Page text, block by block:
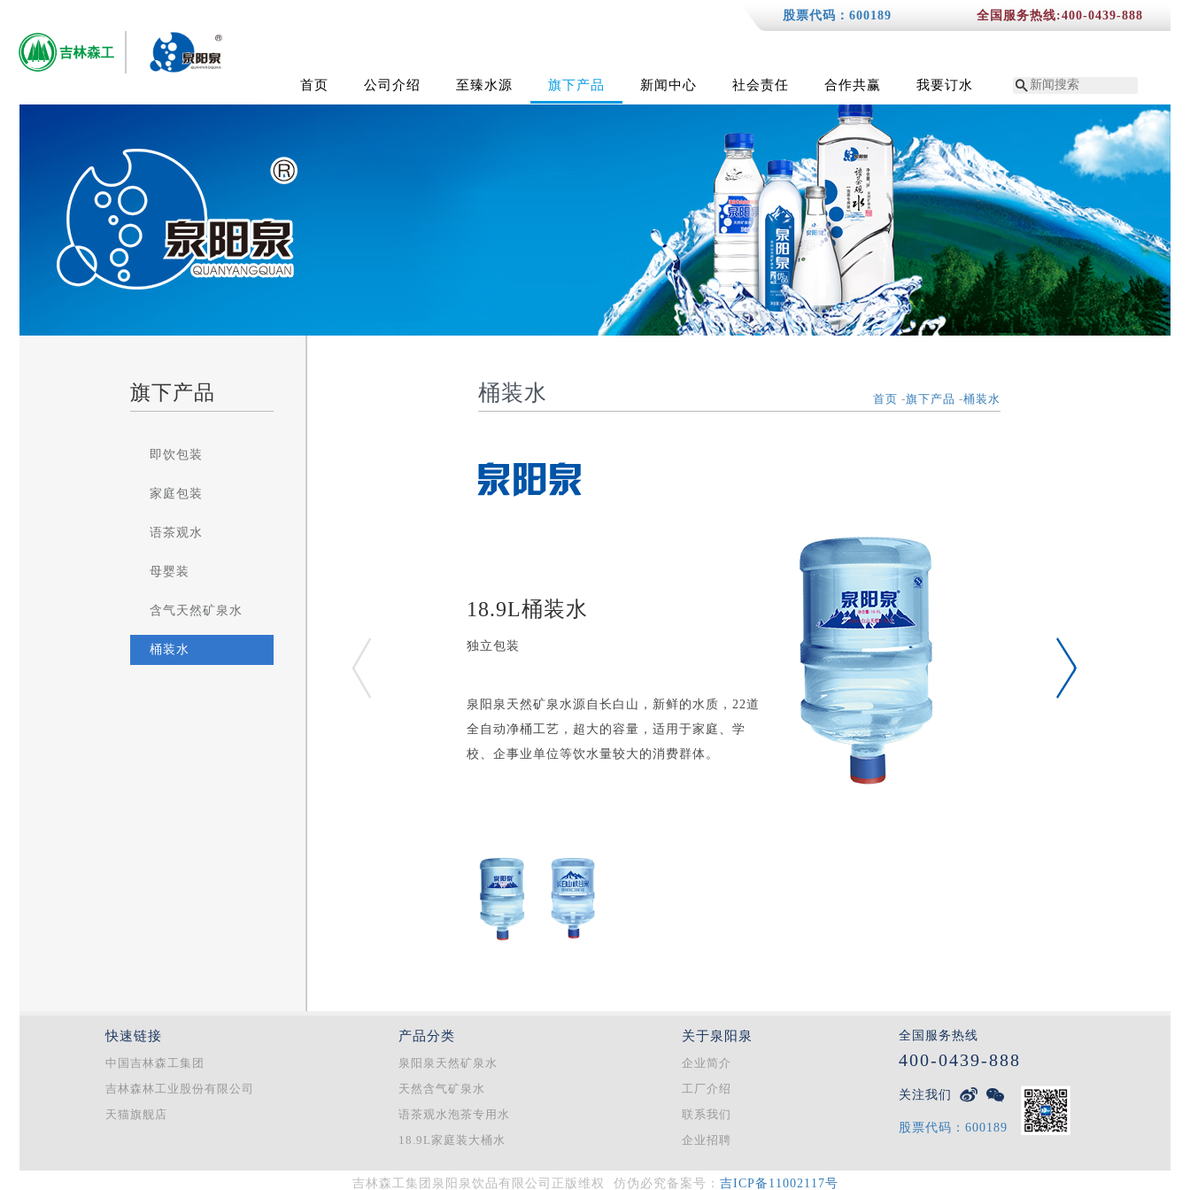
股票代码：600189 全国服务热线:400-0439-888
首页 公司介绍 至臻水源 旗下产品 新闻中心 社会责任 合作共赢 我要订水 
旗下产品
即饮包装
家庭包装
语茶观水
母婴装
含气天然矿泉水
桶装水
桶装水 首页 -旗下产品 -桶装水
18.9L桶装水
独立包装
泉阳泉天然矿泉水源自长白山，新鲜的水质，22道
全自动净桶工艺，超大的容量，适用于家庭、学
校、企事业单位等饮水量较大的消费群体。
快速链接
中国吉林森工集团
吉林森林工业股份有限公司
天猫旗舰店
产品分类
泉阳泉天然矿泉水
天然含气矿泉水
语茶观水泡茶专用水
18.9L家庭装大桶水
关于泉阳泉
企业简介
工厂介绍
联系我们
企业招聘
全国服务热线
400-0439-888
关注我们  
股票代码：600189
吉林森工集团泉阳泉饮品有限公司 正版维权 仿伪必究 备案号： 吉ICP备11002117号